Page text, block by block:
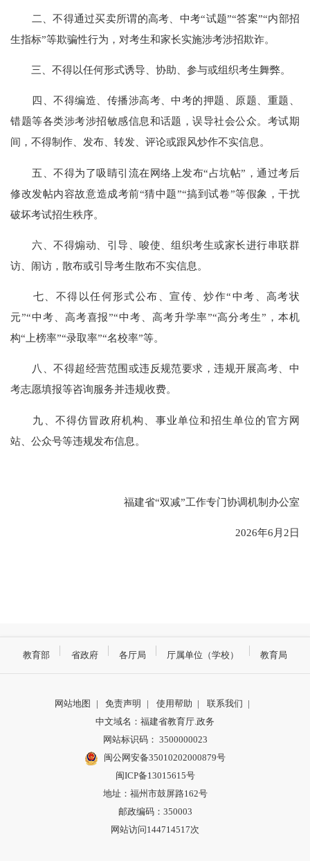
二、不得通过买卖所谓的高考、中考“试题”“答案”“内部招
生指标”等欺骗性行为，对考生和家长实施涉考涉招欺诈。
三、不得以任何形式诱导、协助、参与或组织考生舞弊。
四、不得编造、传播涉高考、中考的押题、原题、重题、
错题等各类涉考涉招敏感信息和话题，误导社会公众。考试期
间，不得制作、发布、转发、评论或跟风炒作不实信息。
五、不得为了吸睛引流在网络上发布“占坑帖”，通过考后
修改发帖内容故意造成考前“猜中题”“搞到试卷”等假象，干扰
破坏考试招生秩序。
六、不得煽动、引导、唆使、组织考生或家长进行串联群
访、闹访，散布或引导考生散布不实信息。
七、不得以任何形式公布、宣传、炒作“中考、高考状
元”“中考、高考喜报”“中考、高考升学率”“高分考生”，本机
构“上榜率”“录取率”“名校率”等。
八、不得超经营范围或违反规范要求，违规开展高考、中
考志愿填报等咨询服务并违规收费。
九、不得仿冒政府机构、事业单位和招生单位的官方网
站、公众号等违规发布信息。
福建省“双减”工作专门协调机制办公室
2026年6月2日
教育部 省政府 各厅局 厅属单位（学校） 教育局
网站地图 | 免责声明 | 使用帮助 | 联系我们 |
中文域名：福建省教育厅.政务
网站标识码： 3500000023
闽公网安备35010202000879号
闽ICP备13015615号
地址：福州市鼓屏路162号
邮政编码：350003
网站访问144714517次